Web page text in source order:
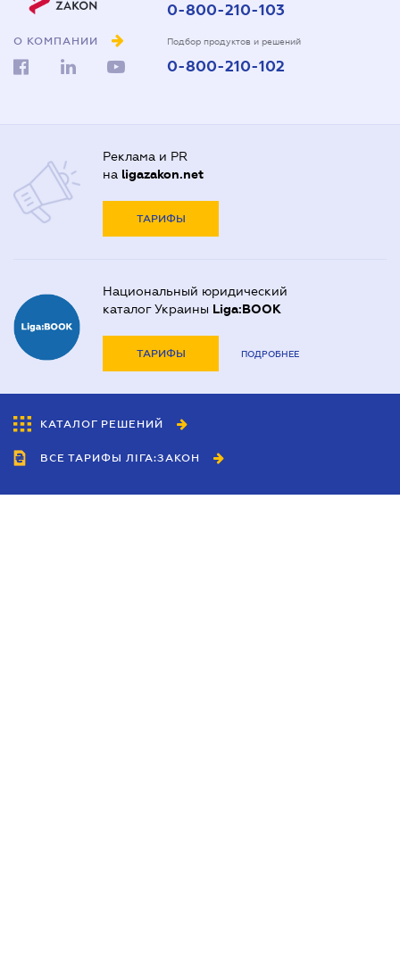
О КОМПАНИИ
0-800-210-103
Подбор продуктов и решений
0-800-210-102
Реклама и PR
на ligazakon.net
ТАРИФЫ
Национальный юридический
каталог Украины Liga:BOOK
ТАРИФЫ ПОДРОБНЕЕ
КАТАЛОГ РЕШЕНИЙ
ВСЕ ТАРИФЫ ЛІГА:ЗАКОН